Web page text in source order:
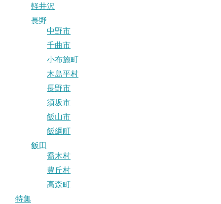
軽井沢
長野
中野市
千曲市
小布施町
木島平村
長野市
須坂市
飯山市
飯綱町
飯田
喬木村
豊丘村
高森町
特集